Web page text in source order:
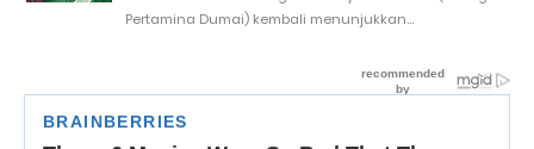
Pertamina Dumai) kembali menunjukkan...